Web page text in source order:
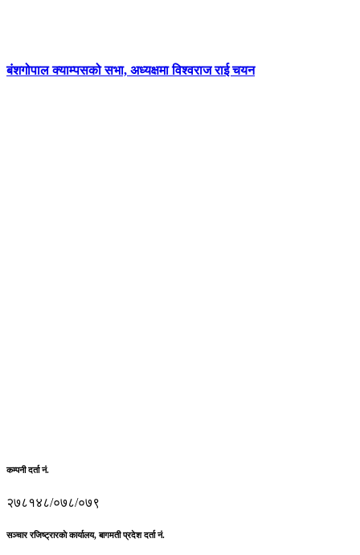
बंशगोपाल क्याम्पसको सभा, अध्यक्षमा विश्वराज राई चयन
कम्पनी दर्ता नं.
२७८१४८/०७८/०७९
सञ्चार रजिष्ट्रारकाे कार्यालय, बागमती प्रदेश दर्ता नं.